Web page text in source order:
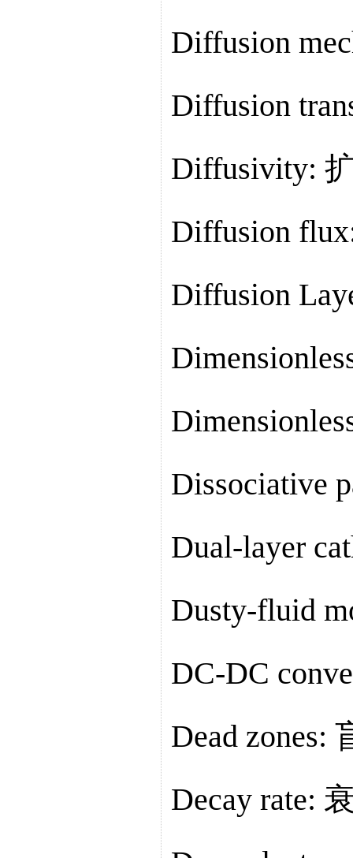
Diffusion
Diffusion
Diffusivity:
Diffusion
Diffusion
Dissociative
Dual-layer
Dusty-fluid
DC-DC
Dead zones:
Decay rate: